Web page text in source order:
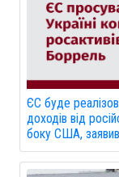
ЄС буде
доходів від
боку США,